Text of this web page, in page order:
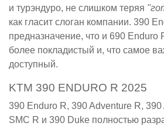
и турэндуро, не слишком теряя
как гласит слоган компании. 390
предназначение, что и 690 Enduro
более покладистый и, что самое
доступный.
KTM 390 ENDURO R 2025
390 Enduro R, 390 Adventure R,
SMC R и 390 Duke полностью